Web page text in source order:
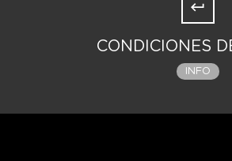
CONDICIONES
INFO